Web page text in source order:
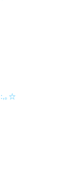
:,｡☆